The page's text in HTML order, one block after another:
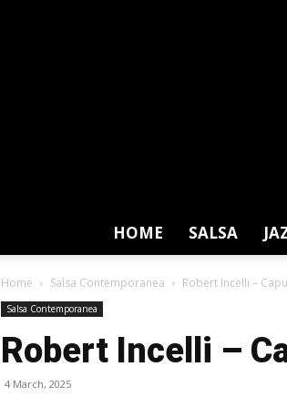
HOME SALSA
Home Salsa Contemporanea Robert Incelli –
Salsa Contemporanea
Robert Incelli –
4 March, 2025